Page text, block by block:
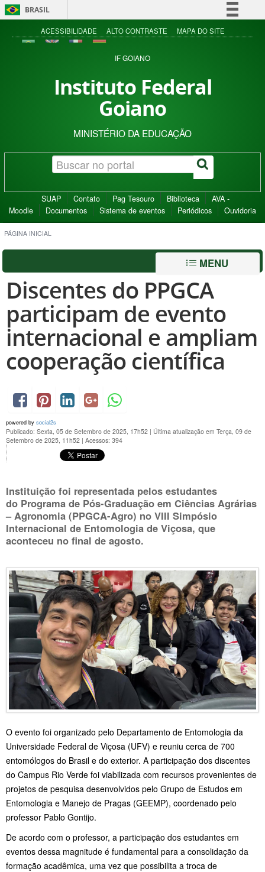
BRASIL
Simplifique!
Acesso à informação
ACESSIBILIDADE ALTO CONTRASTE MAPA DO SITE
IF GOIANO
Instituto Federal
Goiano
MINISTÉRIO DA EDUCAÇÃO
SUAP Contato Pag Tesouro Biblioteca
AVA -
Moodle
Documentos Sistema de eventos Periódicos Ouvidoria
PÁGINA INICIAL
MENU
Discentes do PPGCA
participam de evento
internacional e ampliam
cooperação científica
powered by social2s
Publicado: Sexta, 05 de Setembro de 2025, 17h52 | Última atualização em Terça, 09 de
Setembro de 2025, 11h52 | Acessos: 394
Instituição foi representada pelos estudantes
do Programa de Pós-Graduação em Ciências Agrárias
– Agronomia (PPGCA-Agro) no VIII Simpósio
Internacional de Entomologia de Viçosa, que
aconteceu no final de agosto.
O evento foi organizado pelo Departamento de Entomologia da
Universidade Federal de Viçosa (UFV) e reuniu cerca de 700
entomólogos do Brasil e do exterior. A participação dos discentes
do Campus Rio Verde foi viabilizada com recursos provenientes de
projetos de pesquisa desenvolvidos pelo Grupo de Estudos em
Entomologia e Manejo de Pragas (GEEMP), coordenado pelo
professor Pablo Gontijo.
De acordo com o professor, a participação dos estudantes em
eventos dessa magnitude é fundamental para a consolidação da
formação acadêmica, uma vez que possibilita a troca de